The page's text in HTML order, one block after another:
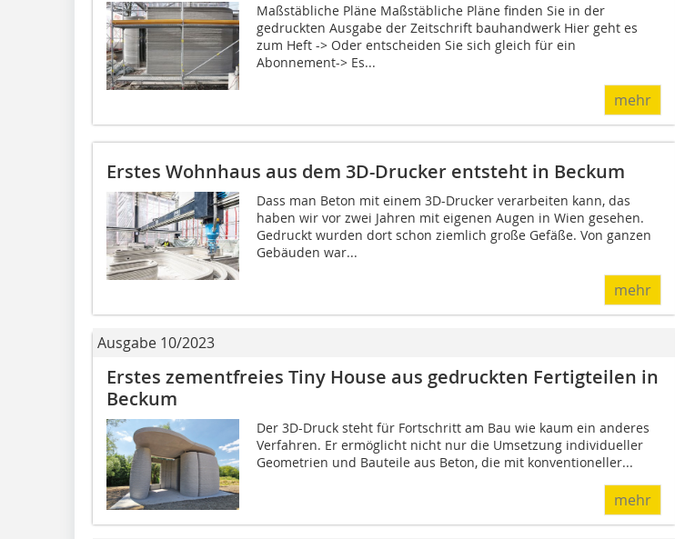
Maßstäbliche Pläne Maßstäbliche Pläne finden Sie in der
gedruckten Ausgabe der Zeitschrift bauhandwerk Hier geht es
zum Heft -> Oder entscheiden Sie sich gleich für ein
Abonnement-> Es...
mehr
Erstes Wohnhaus aus dem 3D-Drucker entsteht in Beckum
Dass man Beton mit einem 3D-Drucker verarbeiten kann, das
haben wir vor zwei Jahren mit eigenen Augen in Wien gesehen.
Gedruckt wurden dort schon ziemlich große Gefäße. Von ganzen
Gebäuden war...
mehr
Ausgabe 10/2023
Erstes zementfreies Tiny House aus gedruckten Fertigteilen in
Beckum
Der 3D-Druck steht für Fortschritt am Bau wie kaum ein anderes
Verfahren. Er ermöglicht nicht nur die Umsetzung individueller
Geometrien und Bauteile aus Beton, die mit konventioneller...
mehr